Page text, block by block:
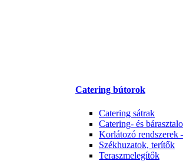
Catering bútorok
Catering sátrak
Catering- és
Korlátozó rendszerek
Székhuzatok, terítők
Teraszmelegítők